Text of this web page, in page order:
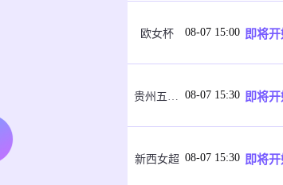
欧女杯 08-07 15:00 即将
贵州五峰杯 08-07 15:30 即将
新西女超 08-07 15:30 即将